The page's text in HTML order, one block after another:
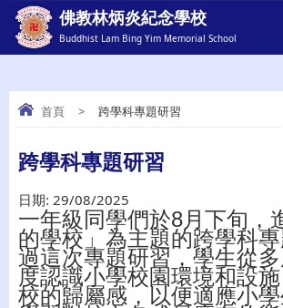
佛教林炳炎紀念學校
Buddhist Lam Bing Yim Memorial School
跨學科專題研習
首頁 > 跨學科專題研習
跨學科專題研習
日期: 29/08/2025
一年級同學們於8月下旬，
的學校」為主題的跨學科
過這次專題研習，學生從
度認識小學校園環境和設
校的歸屬感，以便適應小